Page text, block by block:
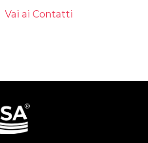
Vai ai Contatti